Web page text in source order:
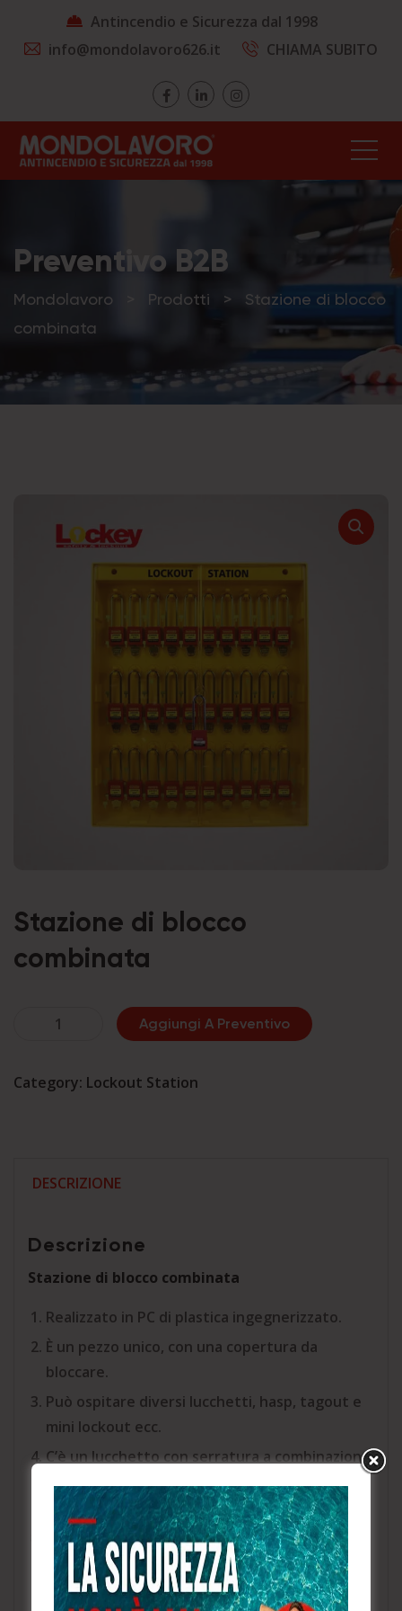
Antincendio e Sicurezza dal 1998
info@mondolavoro626.it
CHIAMA SUBITO
Preventivo B2B
Mondolavoro Prodotti >
Stazione di blocco
combinata
Stazione di blocco
combinata
Stazione
combinata
Aggiungi A Preventivo
Category: Lockout Station
DESCRIZIONE
Descrizione
Stazione di blocco combinata
Realizzato in PC di plastica ingegnerizzato.
È un pezzo unico, con una copertura da
bloccare.
Può ospitare diversi lucchetti, hasp, tagout e
mini lockout ecc.
C’è un lucchetto con serratura a combinazione
che può essere bloccato per limitare l’accesso
ai dipendenti autorizzati.
La dimensione complessiva: 520mm (W)
x631mm (H) x85mm (D).